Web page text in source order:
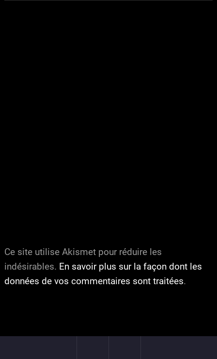
Ce site utilise Akismet pour réduire les
indésirables. En savoir plus sur la façon dont les
données de vos commentaires sont traitées.